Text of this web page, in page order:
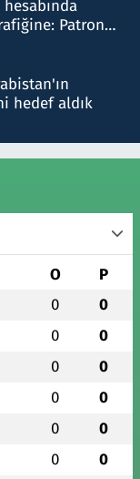
Patron
hedef aldık
O P
0 0
0 0
0 0
0 0
0 0
0 0